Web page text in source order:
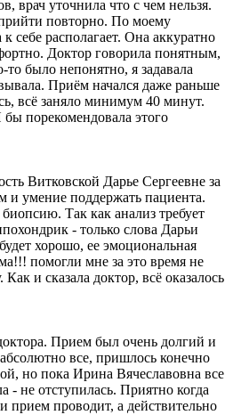
врач уточнила что с чем нельзя.
повторно. По моему
располагает. Она аккуратно
Доктор говорила понятным,
было непонятно, я задавала
Приём начался даже раньше
всё заняло минимум 40 минут.
порекомендовала этого
Витковской Дарье Сергеевне за
и умение поддержать пациента.
Так как анализ требует
- только слова Дарьи
хорошо, ее эмоциональная
помогли мне за это время не
и сказала доктор, всё оказалось
Прием был очень долгий и
все, пришлось конечно
но пока Ирина Вячеславовна все
- не отступилась. Приятно когда
прием проводит, а действительно